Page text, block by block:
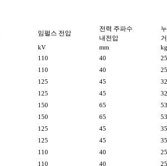
임펄스 전압
전력 주파수
내전압
kV mm
kg
110 40
110 40
125 45
125 45
150 65
150 65
125 45
125 45
110 40
110 40